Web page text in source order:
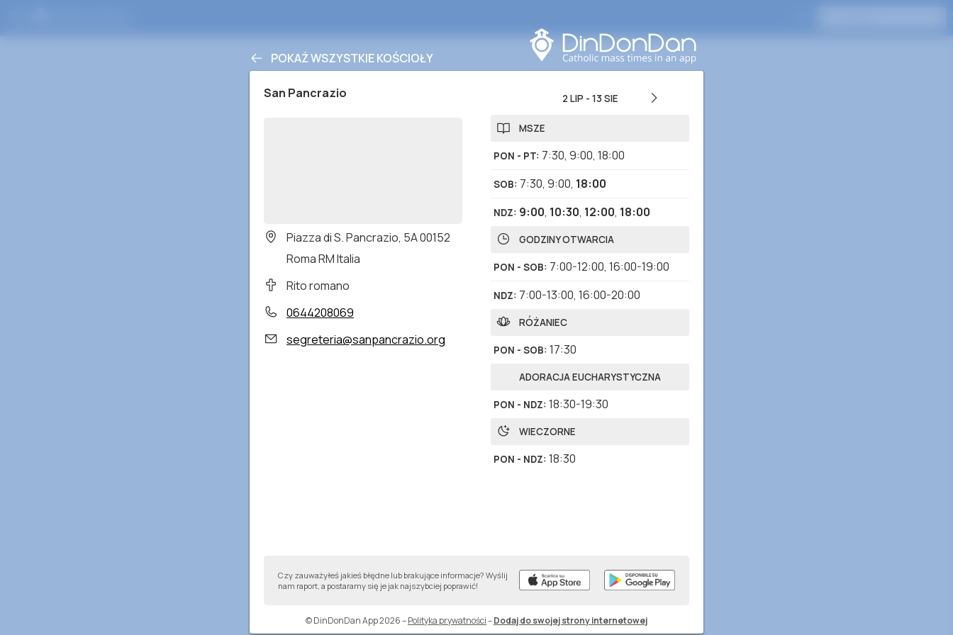
POKAŻ WSZYSTKIE KOŚCIOŁY
San Pancrazio
Piazza di S. Pancrazio, 5A 00152
Roma RM Italia
Rito romano
0644208069
segreteria@sanpancrazio.org
2 LIP - 13 SIE
MSZE
PON - PT: 7:30, 9:00, 18:00
SOB: 7:30, 9:00, 18:00
NDZ: 9:00, 10:30, 12:00, 18:00
GODZINY OTWARCIA
PON - SOB: 7:00-12:00, 16:00-19:00
NDZ: 7:00-13:00, 16:00-20:00
RÓŻANIEC
PON - SOB: 17:30
ADORACJA EUCHARYSTYCZNA
PON - NDZ: 18:30-19:30
WIECZORNE
PON - NDZ: 18:30
Czy zauważyłeś jakieś błędne lub brakujące informacje? Wyślij
nam raport, a postaramy się je jak najszybciej poprawić!
© DinDonDan App 2026–Polityka prywatności–Dodaj do swojej strony internetowej